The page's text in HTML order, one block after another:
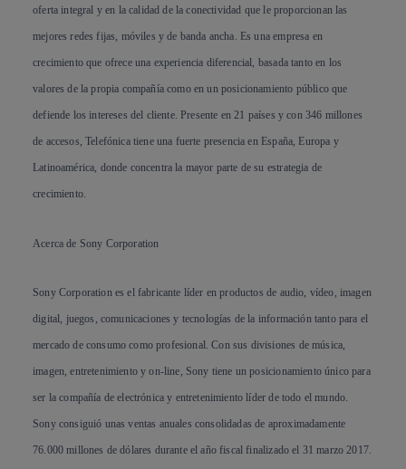
oferta integral y en la calidad de la conectividad que le proporcionan las
mejores redes fijas, móviles y de banda ancha. Es una empresa en
crecimiento que ofrece una experiencia diferencial, basada tanto en los
valores de la propia compañía como en un posicionamiento público que
defiende los intereses del cliente. Presente en 21 países y con 346 millones
de accesos, Telefónica tiene una fuerte presencia en España, Europa y
Latinoamérica, donde concentra la mayor parte de su estrategia de
crecimiento.
Acerca de Sony Corporation
Sony Corporation es el fabricante líder en productos de audio, vídeo, imagen
digital, juegos, comunicaciones y tecnologías de la información tanto para el
mercado de consumo como profesional. Con sus divisiones de música,
imagen, entretenimiento y on-line, Sony tiene un posicionamiento único para
ser la compañía de electrónica y entretenimiento líder de todo el mundo.
Sony consiguió unas ventas anuales consolidadas de aproximadamente
76.000 millones de dólares durante el año fiscal finalizado el 31 marzo 2017.